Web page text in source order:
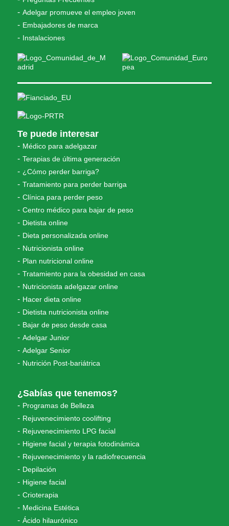
Adelgar promueve el empleo joven
Embajadores de marca
Instalaciones
Te puede interesar
Médico para adelgazar
Terapias de última generación
¿Cómo perder barriga?
Tratamiento para perder barriga
Clínica para perder peso
Centro médico para bajar de peso
Dietista online
Dieta personalizada online
Nutricionista online
Plan nutricional online
Tratamiento para la obesidad en casa
Nutricionista adelgazar online
Hacer dieta online
Dietista nutricionista online
Bajar de peso desde casa
Adelgar Junior
Adelgar Senior
Nutrición Post-bariátrica
¿Sabías que tenemos?
Programas de Belleza
Rejuvenecimiento coolifting
Rejuvenecimiento LPG facial
Higiene facial y terapia fotodinámica
Rejuvenecimiento y la radiofrecuencia
Depilación
Higiene facial
Crioterapia
Medicina Estética
Ácido hilaurónico